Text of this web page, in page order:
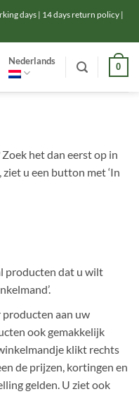
days | 14 days return policy |
Nederlands
0
het dan eerst op in
u een button met ‘In
producten dat u wilt
producten aan uw
ook gemakkelijk
klikt rechts
de prijzen, kortingen en
gelden. U ziet ook